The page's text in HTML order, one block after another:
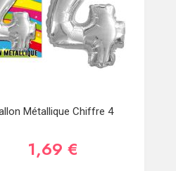
Métallique Chiffre 4
1,69 €